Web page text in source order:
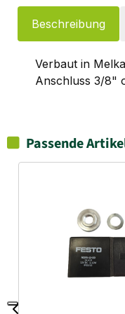
Beschreibung
Verbaut in
Anschluss 3/8"
Passende